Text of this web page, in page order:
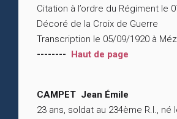
Citation à l’ordre du Régiment le
Décoré de la Croix de Guerre
Transcription le 05/09/1920 à
-------- Haut de page
CAMPET Jean Émile
23 ans, soldat au 234ème R.I., né